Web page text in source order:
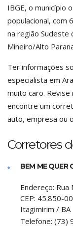
IBGE, o município
populacional, com
na região Sudeste
Mineiro/Alto
Ter informações
especialista em
muito caro.
encontre um
auto, empresa ou
Corretores
BEM ME QUER
Endereço: Rua
CEP: 45.850-
Itagimirim / BA
Telefone: (73)